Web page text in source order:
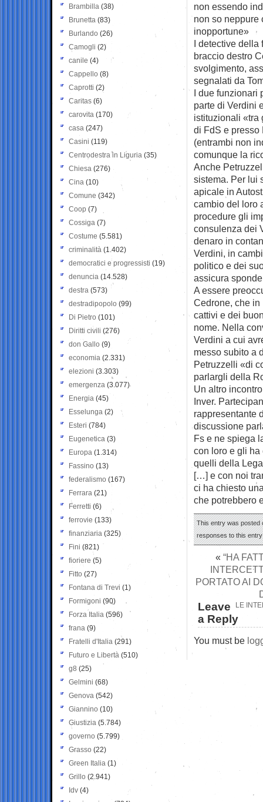
non essendo
non so neppure
inopportune»
I detective della
braccio destro
svolgimento,
segnalati da
I due funzionari
parte di Verdini
istituzionali «tra
di FdS e presso
(entrambi non
comunque la
Anche
sistema. Per lui
apicale in
cambio del loro
procedure gli
consulenza dei
denaro in
Verdini, in
politico e dei
assicura
A essere
Cedrone, che
cattivi e dei
nome. Nella
Verdini a cui
messo subito a
Petruzzelli «di
parlargli della
Un altro
Inver.
rappresentante
discussione
Fs e ne spiega
con loro e gli ha
quelli della
[…] e con noi
ci ha chiesto
che potrebbero
This entry was posted
responses to this
« “HA
PORTATO AI
LE
Leave
a Reply
You must be
Brambilla (38)
Brunetta (83)
Burlando (26)
Camogli (2)
canile (4)
Cappello (8)
Caprotti (2)
Caritas (6)
carovita (170)
casa (247)
Casini (119)
Centrodestra in Liguria (35)
Chiesa (276)
Cina (10)
Comune (342)
Coop (7)
Cossiga (7)
Costume (5.581)
criminalità (1.402)
democratici e progressisti (19)
denuncia (14.528)
destra (573)
destradipopolo (99)
Di Pietro (101)
Diritti civili (276)
don Gallo (9)
economia (2.331)
elezioni (3.303)
emergenza (3.077)
Energia (45)
Esselunga (2)
Esteri (784)
Eugenetica (3)
Europa (1.314)
Fassino (13)
federalismo (167)
Ferrara (21)
Ferretti (6)
ferrovie (133)
finanziaria (325)
Fini (821)
fioriere (5)
Fitto (27)
Fontana di Trevi (1)
Formigoni (90)
Forza Italia (596)
frana (9)
Fratelli d'Italia (291)
Futuro e Libertà (510)
g8 (25)
Gelmini (68)
Genova (542)
Giannino (10)
Giustizia (5.784)
governo (5.799)
Grasso (22)
Green Italia (1)
Grillo (2.941)
Idv (4)